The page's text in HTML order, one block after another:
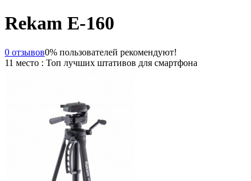
Rekam E-160
0 отзывов0% пользователей рекомендуют!
11 место : Топ лучших штативов для смартфона